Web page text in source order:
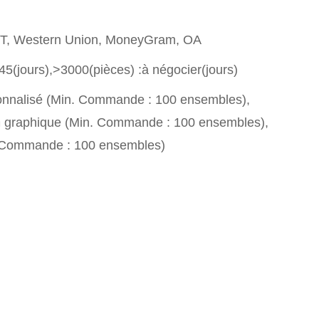
Western Union, MoneyGram, OA
:à négocier(jours)
(Min. Commande : 100 ensembles),
graphique (Min. Commande : 100 ensembles),
: 100 ensembles)